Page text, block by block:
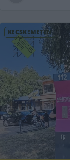
KECSKEMÉTEN